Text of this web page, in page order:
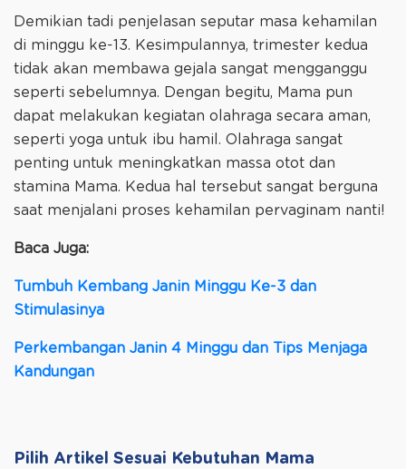
Demikian tadi penjelasan seputar masa kehamilan
di minggu ke-13. Kesimpulannya, trimester kedua
tidak akan membawa gejala sangat mengganggu
seperti sebelumnya. Dengan begitu, Mama pun
dapat melakukan kegiatan olahraga secara aman,
seperti yoga untuk ibu hamil. Olahraga sangat
penting untuk meningkatkan massa otot dan
stamina Mama. Kedua hal tersebut sangat berguna
saat menjalani proses kehamilan pervaginam nanti!
Baca Juga:
Tumbuh Kembang Janin Minggu Ke-3 dan
Stimulasinya
Perkembangan Janin 4 Minggu dan Tips Menjaga
Kandungan
Pilih Artikel Sesuai Kebutuhan Mama